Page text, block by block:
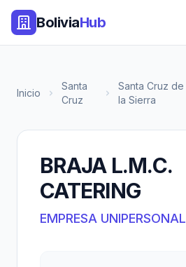
BoliviaHub
Inicio
Santa
Cruz
Santa Cruz de
la Sierra
BRAJA L.M.C.
CATERING
EMPRESA UNIPERSONAL